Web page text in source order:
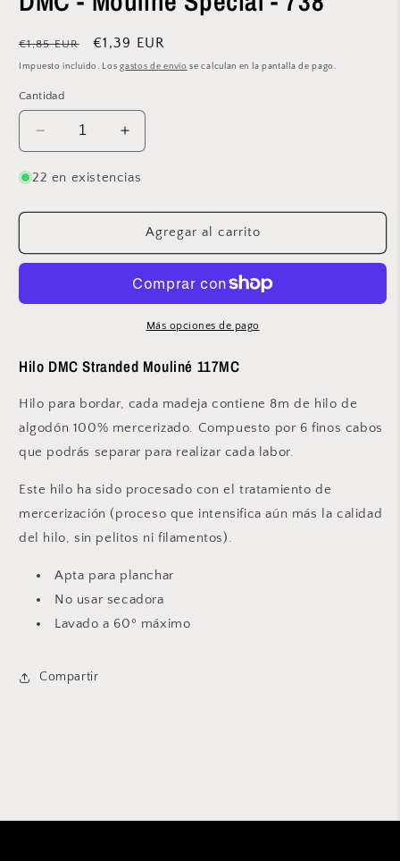
modal
Precio
habitual
€1,85 EUR
Precio
de
€1,39 EUR
Impuesto incluido. Losgastos de envío se calculan en la pantalla de pago.
Cantidad
Reducir
cantidad
para
-
Spécial
Aumentar
cantidad
para
-
Mouliné
Spécial
738
22 en existencias
Agregar al carrito
Más opciones de pago
Hilo DMC Stranded Mouliné 117MC
Hilo para bordar, cada madeja contiene 8m de hilo de
algodón 100% mercerizado. Compuesto por 6 finos cabos
que podrás separar para realizar cada labor.
Este hilo ha sido procesado con el tratamiento de
mercerización (proceso que intensifica aún más la calidad
del hilo, sin pelitos ni filamentos).
Apta para planchar
No usar secadora
Lavado a 60º máximo
Compartir